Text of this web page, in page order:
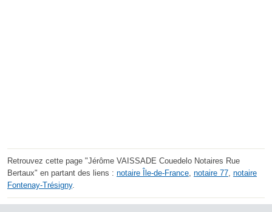
Retrouvez cette page "Jérôme VAISSADE Couedelo Notaires Rue
Bertaux" en partant des liens : notaire Île-de-France, notaire 77, notaire
Fontenay-Trésigny.